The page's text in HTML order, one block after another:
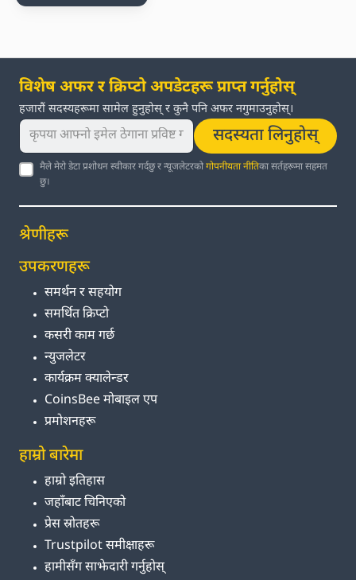
विशेष अफर र क्रिप्टो अपडेटहरू प्राप्त गर्नुहोस्
हजारौं सदस्यहरूमा सामेल हुनुहोस् र कुनै पनि अफर नगुमाउनुहोस्।
सदस्यता लिनुहोस्
मैले मेरो डेटा प्रशोधन स्वीकार गर्दछु र न्यूजलेटरकोगोपनीयता नीतिका सर्तहरूमा सहमत
छु।
श्रेणीहरू
उपकरणहरू
समर्थन र सहयोग
समर्थित क्रिप्टो
कसरी काम गर्छ
न्युजलेटर
कार्यक्रम क्यालेन्डर
CoinsBee मोबाइल एप
प्रमोशनहरू
हाम्रो बारेमा
हाम्रो इतिहास
जहाँबाट चिनिएको
प्रेस स्रोतहरू
Trustpilot समीक्षाहरू
हामीसँग साझेदारी गर्नुहोस्